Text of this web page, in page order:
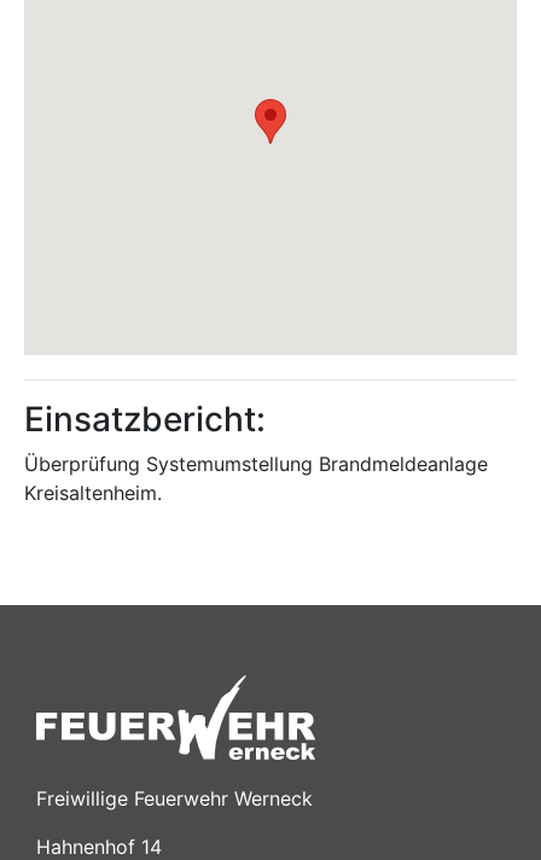
Einsatzbericht:
Überprüfung Systemumstellung Brandmeldeanlage
Kreisaltenheim.
Freiwillige Feuerwehr Werneck
Hahnenhof 14